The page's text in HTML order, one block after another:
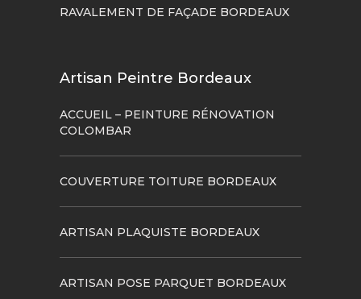
RAVALEMENT DE FAÇADE BORDEAUX
Artisan Peintre Bordeaux
ACCUEIL – PEINTURE RÉNOVATION
COLOMBAR
COUVERTURE TOITURE BORDEAUX
ARTISAN PLAQUISTE BORDEAUX
ARTISAN POSE PARQUET BORDEAUX